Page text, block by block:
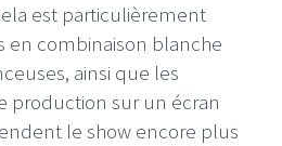
est particulièrement
en combinaison blanche
ainsi que les
production sur un écran
le show encore plus